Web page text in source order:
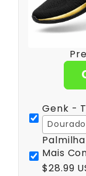
Genk -
Mais
$28.99